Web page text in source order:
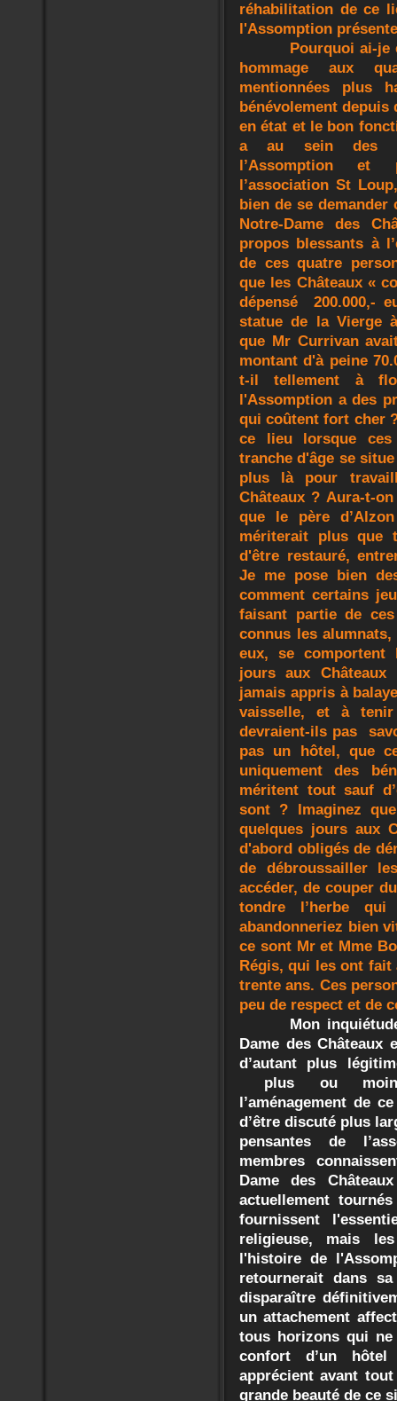
réhabilitation de ce
l'Assomption
Pourquoi ai-
hommage aux
mentionnées plus
bénévolement
en état et le bon
a au sein des
l’Assomption et
l’association St
bien de se
Notre-Dame des
propos blessants à
de ces quatre
que les Châteaux «
dépensé 200.000,-
statue de la Vierge
que Mr Currivan
montant d'à peine
t-il tellement à
l'Assomption a des
qui coûtent fort cher
ce lieu lorsque
tranche d'âge se
plus là pour
Châteaux ? Aura-t-
que le père
mériterait plus que
d'être restauré,
Je me pose bien
comment certains
faisant partie de
connus les
eux, se comportent
jours aux
jamais appris à
vaisselle, et à
devraient-ils pas
pas un hôtel, que
uniquement des
méritent tout sauf
sont ? Imaginez
quelques jours aux
d'abord obligés de
de débroussailler
accéder, de couper
tondre l’herbe
abandonneriez bien
ce sont Mr et Mme
Régis, qui les ont
trente ans. Ces
peu de respect et
Mon
Dame des
d’autant plus
plus ou moins
l’aménagement de
d’être discuté plus
pensantes de
membres
Dame des
actuellement
fournissent
religieuse, mais
l'histoire de
retournerait dans
disparaître
un attachement
tous horizons qui
confort d’un
apprécient avant
grande beauté de